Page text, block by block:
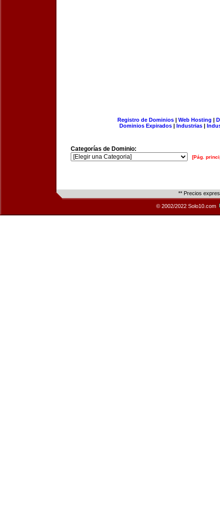
Registro de Dominios| Web Hosting |
Dominios Expirados | Industrias |
Categorías de Dominio:
[Pág.
** Precios
© 2002/2022 Solo10.com